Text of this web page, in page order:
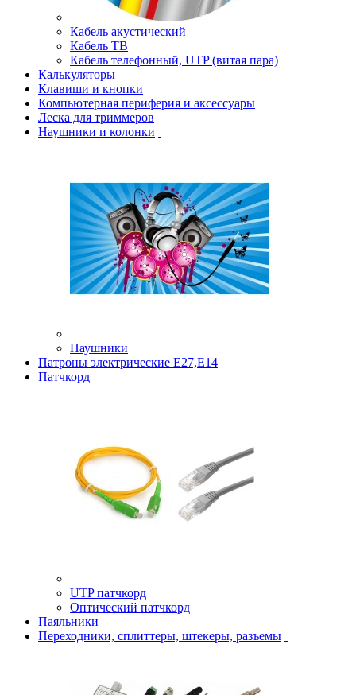
Кабель акустический
Кабель ТВ
Кабель телефонный, UTP (витая пара)
Калькуляторы
Клавиши и кнопки
Компьютерная периферия и аксессуары
Леска для триммеров
Наушники и колонки
Наушники
Патроны электрические Е27,Е14
Патчкорд
UTP патчкорд
Оптический патчкорд
Паяльники
Переходники, сплиттеры, штекеры, разъемы